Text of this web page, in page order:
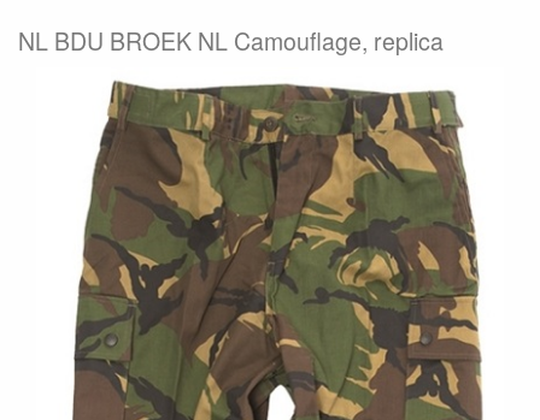
NL BDU BROEK NL Camouflage, replica